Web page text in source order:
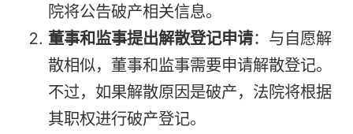
院将公告破产相关信息。
董事和监事提出解散登记申请：与自愿解
散相似，董事和监事需要申请解散登记。
不过，如果解散原因是破产，法院将根据
其职权进行破产登记。